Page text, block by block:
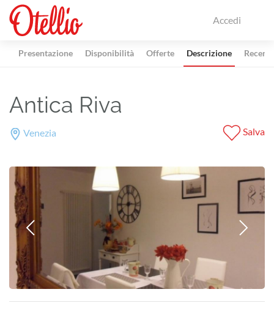
Accedi
Presentazione Disponibilità Offerte Descrizione
Antica Riva
Venezia Salva